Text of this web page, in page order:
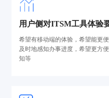
用户侧对ITSM工具体验
希望有移动端的体验，希望能更
及时地感知办事进度，希望更方
知等